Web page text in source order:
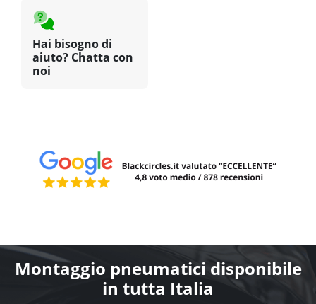
Hai bisogno di
aiuto? Chatta con
noi
Montaggio pneumatici disponibile
in tutta Italia